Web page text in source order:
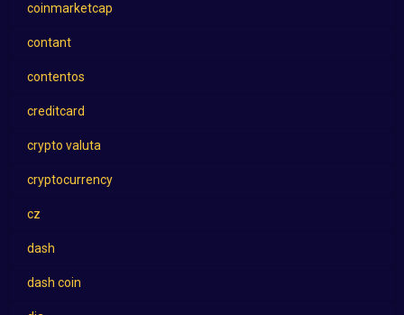
coinmarketcap
contant
contentos
creditcard
crypto valuta
cryptocurrency
cz
dash
dash coin